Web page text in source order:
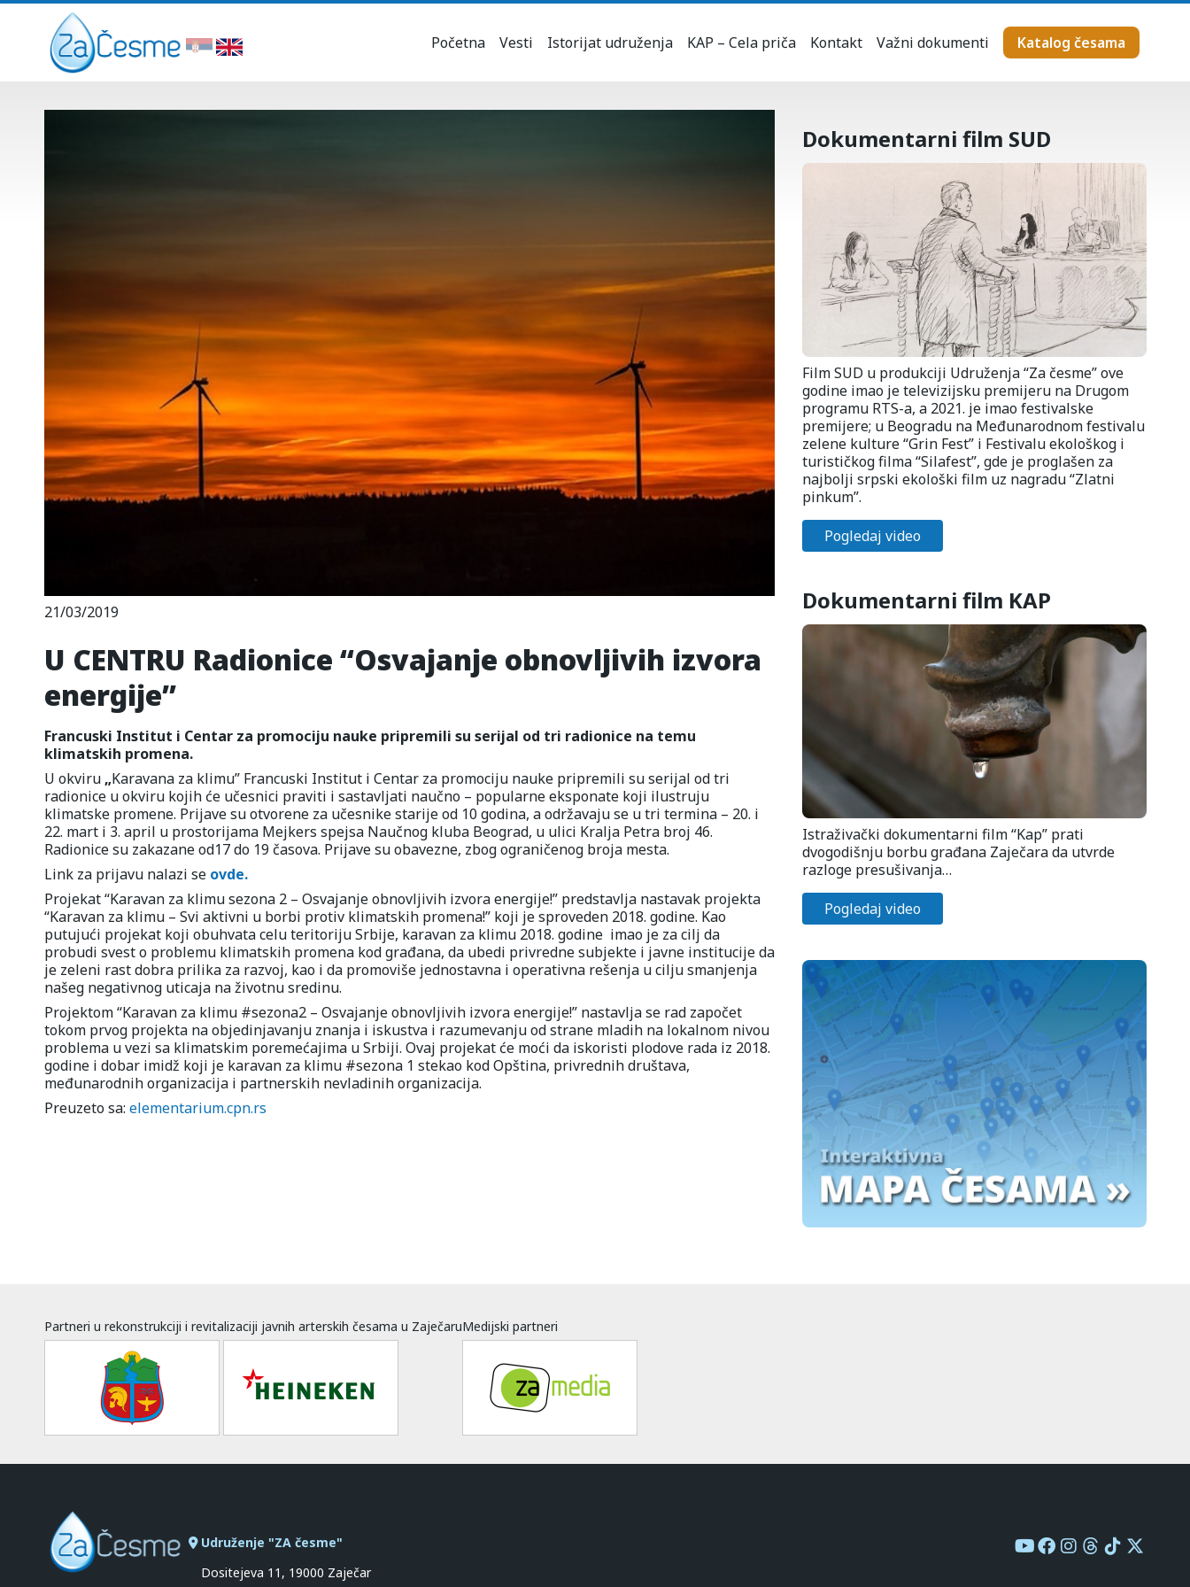
Početna Vesti Istorijat udruženja KAP – Cela priča Kontakt Važni dokumenti Katalog česama
21/03/2019
U CENTRU Radionice “Osvajanje obnovljivih izvora
energije”
Francuski Institut i Centar za promociju nauke pripremili su serijal od tri radionice na temu
klimatskih promena.
U okviru „Karavana za klimu” Francuski Institut i Centar za promociju nauke pripremili su serijal od tri
radionice u okviru kojih će učesnici praviti i sastavljati naučno – popularne eksponate koji ilustruju
klimatske promene. Prijave su otvorene za učesnike starije od 10 godina, a održavaju se u tri termina – 20. i
22. mart i 3. april u prostorijama Mejkers spejsa Naučnog kluba Beograd, u ulici Kralja Petra broj 46.
Radionice su zakazane od17 do 19 časova. Prijave su obavezne, zbog ograničenog broja mesta.
Link za prijavu nalazi se ovde.
Projekat “Karavan za klimu sezona 2 – Osvajanje obnovljivih izvora energije!” predstavlja nastavak projekta
“Karavan za klimu – Svi aktivni u borbi protiv klimatskih promena!” koji je sproveden 2018. godine. Kao
putujući projekat koji obuhvata celu teritoriju Srbije, karavan za klimu 2018. godine imao je za cilj da
probudi svest o problemu klimatskih promena kod građana, da ubedi privredne subjekte i javne institucije da
je zeleni rast dobra prilika za razvoj, kao i da promoviše jednostavna i operativna rešenja u cilju smanjenja
našeg negativnog uticaja na životnu sredinu.
Projektom “Karavan za klimu #sezona2 – Osvajanje obnovljivih izvora energije!” nastavlja se rad započet
tokom prvog projekta na objedinjavanju znanja i iskustva i razumevanju od strane mladih na lokalnom nivou
problema u vezi sa klimatskim poremećajima u Srbiji. Ovaj projekat će moći da iskoristi plodove rada iz 2018.
godine i dobar imidž koji je karavan za klimu #sezona 1 stekao kod Opština, privrednih društava,
međunarodnih organizacija i partnerskih nevladinih organizacija.
Preuzeto sa: elementarium.cpn.rs
Dokumentarni film SUD
Film SUD u produkciji Udruženja “Za česme” ove
godine imao je televizijsku premijeru na Drugom
programu RTS-a, a 2021. je imao festivalske
premijere; u Beogradu na Međunarodnom festivalu
zelene kulture “Grin Fest” i Festivalu ekološkog i
turističkog filma “Silafest”, gde je proglašen za
najbolji srpski ekološki film uz nagradu “Zlatni
pinkum”.
Pogledaj video
Dokumentarni film KAP
Istraživački dokumentarni film “Kap” prati
dvogodišnju borbu građana Zaječara da utvrde
razloge presušivanja…
Pogledaj video
Partneri u rekonstrukciji i revitalizaciji javnih arterskih česama u ZaječaruMedijski partneri
Udruženje "ZA česme"
Dositejeva 11, 19000 Zaječar